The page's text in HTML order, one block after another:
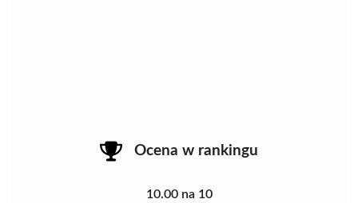
Ocena w rankingu
10.00 na 10